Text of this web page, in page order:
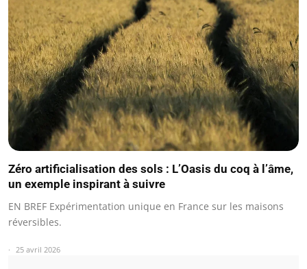
Zéro artificialisation des sols : L’Oasis du coq à l’âme,
un exemple inspirant à suivre
EN BREF Expérimentation unique en France sur les maisons
réversibles.
25 avril 2026